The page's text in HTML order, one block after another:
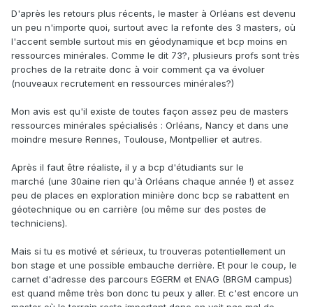
D'après les retours plus récents, le master à Orléans est devenu
un peu n'importe quoi, surtout avec la refonte des 3 masters, où
l'accent semble surtout mis en géodynamique et bcp moins en
ressources minérales. Comme le dit 73?, plusieurs profs sont très
proches de la retraite donc à voir comment ça va évoluer
(nouveaux recrutement en ressources minérales?)
Mon avis est qu'il existe de toutes façon assez peu de masters
ressources minérales spécialisés : Orléans, Nancy et dans une
moindre mesure Rennes, Toulouse, Montpellier et autres.
Après il faut être réaliste, il y a bcp d'étudiants sur le
marché (une 30aine rien qu'à Orléans chaque année !) et assez
peu de places en exploration minière donc bcp se rabattent en
géotechnique ou en carrière (ou même sur des postes de
techniciens).
Mais si tu es motivé et sérieux, tu trouveras potentiellement un
bon stage et une possible embauche derrière. Et pour le coup, le
carnet d'adresse des parcours EGERM et ENAG (BRGM campus)
est quand même très bon donc tu peux y aller. Et c'est encore un